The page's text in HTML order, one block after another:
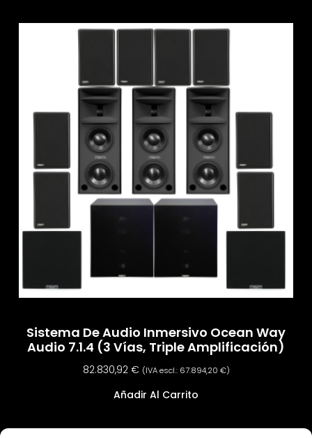
Sistema De Audio Inmersivo Ocean Way
Audio 7.1.4 (3 Vías, Triple Amplificación)
82.830,92 € (IVA escl.: 67.894,20 €)
Añadir Al Carrito